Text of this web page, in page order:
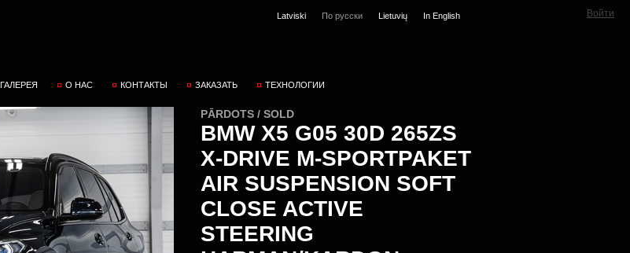
Войти
Latviski По русски Lietuvių In English
ГАЛЕРЕЯ О НАС КОНТАКТЫ ЗАКАЗАТЬ ТЕХНОЛОГИИ
PĀRDOTS / SOLD
BMW X5 G05 30D 265ZS
X-DRIVE M-SPORTPAKET
AIR SUSPENSION SOFT
CLOSE ACTIVE
STEERING